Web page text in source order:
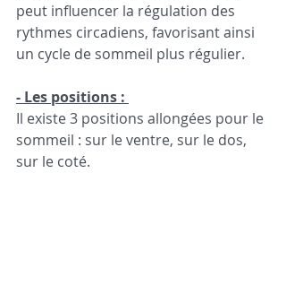
peut influencer la régulation des
rythmes circadiens, favorisant ainsi
un cycle de sommeil plus régulier.
- Les positions :
Il existe 3 positions allongées pour le
sommeil : sur le ventre, sur le dos,
sur le coté.